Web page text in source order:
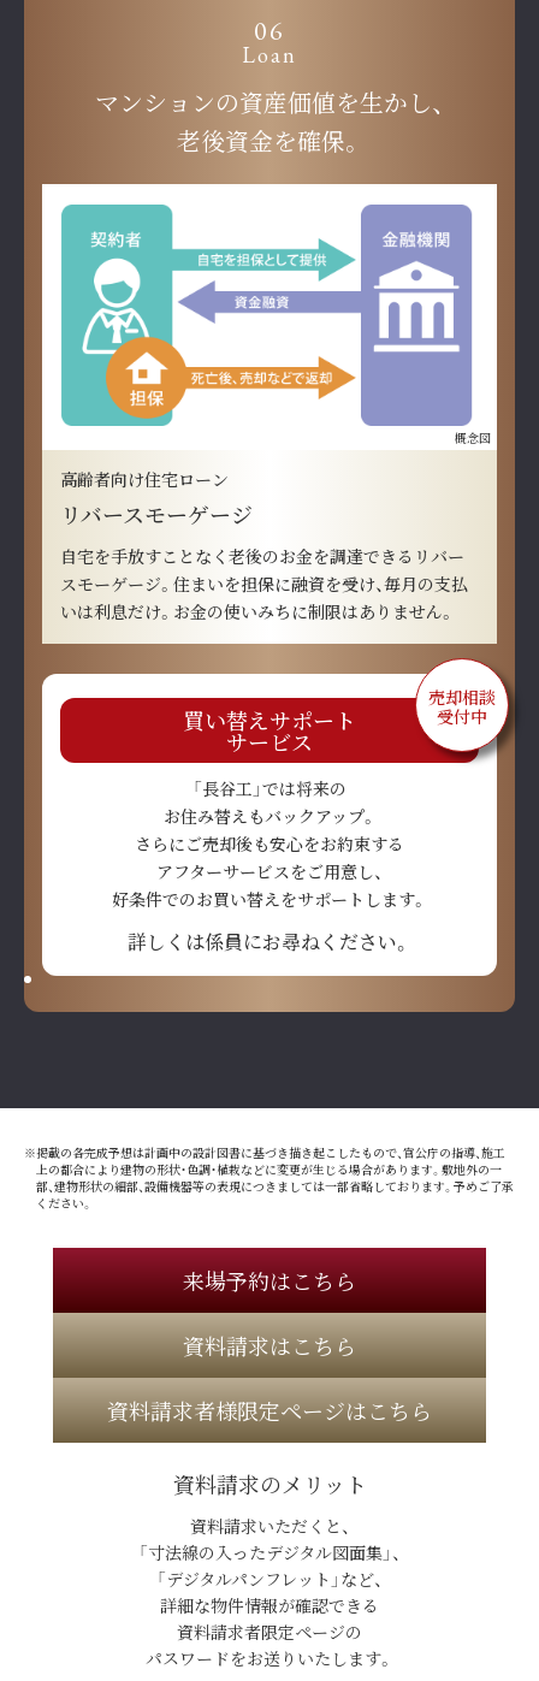
06
Loan
マンションの資産価値を生かし、
老後資金を確保。
概念図
高齢者向け住宅ローン
リバースモーゲージ
自宅を手放すことなく老後のお金を調達できるリバー
スモーゲージ。住まいを担保に融資を受け、毎月の支払
いは利息だけ。お金の使いみちに制限はありません。
売却相談
受付中
買い替えサポート
サービス
「長谷工」では将来の
お住み替えもバックアップ。
さらにご売却後も安心をお約束する
アフターサービスをご用意し、
好条件でのお買い替えをサポートします。
詳しくは係員にお尋ねください。
※掲載の各完成予想は計画中の設計図書に基づき描き起こしたもので、官公庁の指導、施工
上の都合により建物の形状・色調・植栽などに変更が生じる場合があります。敷地外の一
部、建物形状の細部、設備機器等の表現につきましては一部省略しております。予めご了承
ください。
来場予約はこちら
資料請求はこちら
資料請求者様限定ページはこちら
資料請求のメリット
資料請求いただくと、
「寸法線の入ったデジタル図面集」、
「デジタルパンフレット」など、
詳細な物件情報が確認できる
資料請求者限定ページの
パスワードをお送りいたします。